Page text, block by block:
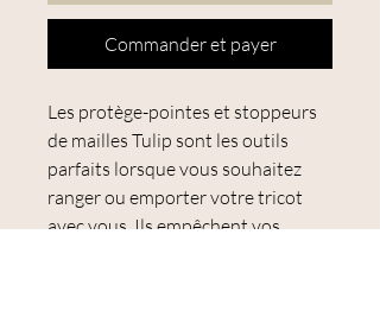
Commander et payer
Les protège-pointes et stoppeurs
de mailles Tulip sont les outils
parfaits lorsque vous souhaitez
ranger ou emporter votre tricot
avec vous. Ils empêchent vos